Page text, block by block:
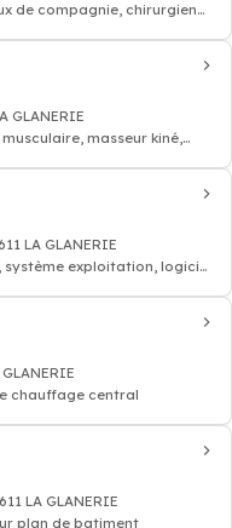
de compagnie, chirurgien
GLANERIE
masseur kiné,
LA GLANERIE
exploitation, logiciel
chauffage central
LA GLANERIE
plan de batiment